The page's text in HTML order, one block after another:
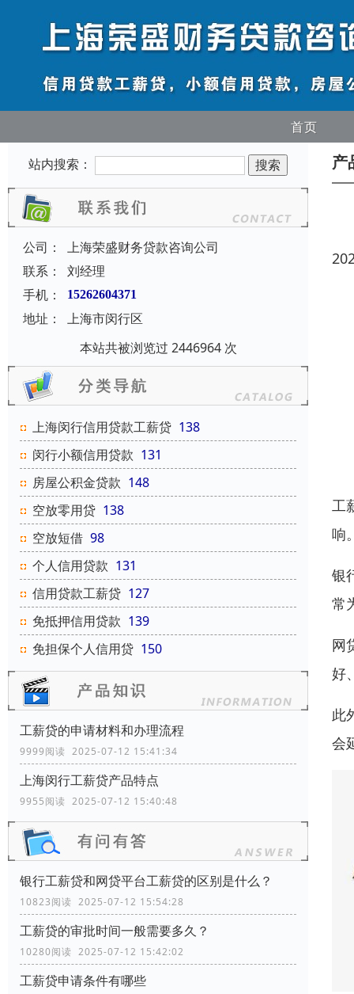
首页
站内搜索：
公司：
上海荣盛财务贷款咨询公司
联系：
刘经理
手机：
15262604371
地址：
上海市闵行区
本站共被浏览过 2446964 次
上海闵行信用贷款工薪贷 138
闵行小额信用贷款 131
房屋公积金贷款 148
空放零用贷 138
空放短借 98
个人信用贷款 131
信用贷款工薪贷 127
免抵押信用贷款 139
免担保个人信用贷 150
工薪贷的申请材料和办理流程
9999阅读 2025-07-12 15:41:34
上海闵行工薪贷产品特点
9955阅读 2025-07-12 15:40:48
银行工薪贷和网贷平台工薪贷的区别是什么？
10823阅读 2025-07-12 15:54:28
工薪贷的审批时间一般需要多久？
10280阅读 2025-07-12 15:42:02
工薪贷申请条件有哪些
产
工
响
银
常
网
好
此
会